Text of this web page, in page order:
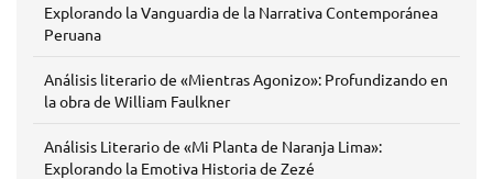
Explorando la Vanguardia de la Narrativa Contemporánea
Peruana
Análisis literario de «Mientras Agonizo»: Profundizando en
la obra de William Faulkner
Análisis Literario de «Mi Planta de Naranja Lima»:
Explorando la Emotiva Historia de Zezé